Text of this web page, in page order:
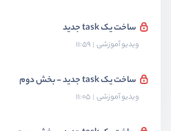
ساخت یک task جدید
ویدیو آموزشی 11:59
ساخت یک task جدید - بخش دوم
ویدیو آموزشی 11:05